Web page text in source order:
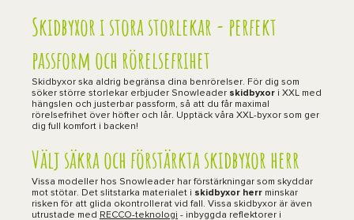
Skidbyxor i stora storlekar - perfekt
passform och rörelsefrihet
Skidbyxor ska aldrig begränsa dina benrörelser. För dig som
söker större storlekar erbjuder Snowleader skidbyxor i XXL med
hängslen och justerbar passform, så att du får maximal
rörelsefrihet över höfter och lår. Upptäck våra XXL-byxor som ger
dig full komfort i backen!
Välj säkra och förstärkta skidbyxor herr
Vissa modeller hos Snowleader har förstärkningar som skyddar
mot stötar. Det slitstarka materialet i skidbyxor herr minskar
risken för att glida okontrollerat vid fall. Vissa skidbyxor är även
utrustade med RECCO-teknologi - inbyggda reflektorer i